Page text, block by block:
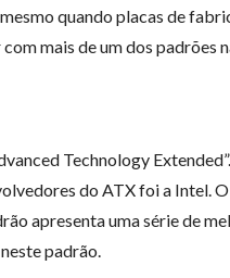
quando placas de
mais de um dos padrões
Technology
do ATX foi a Intel.
apresenta uma série de
padrão.